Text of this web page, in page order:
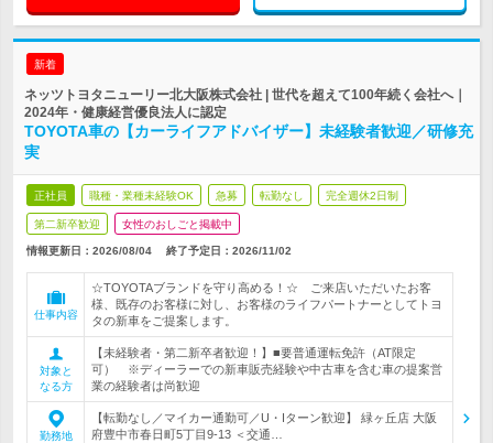
新着
ネッツトヨタニューリー北大阪株式会社 | 世代を超えて100年続く会社へ｜
2024年・健康経営優良法人に認定
TOYOTA車の【カーライフアドバイザー】未経験者歓迎／研修充
実
正社員 職種・業種未経験OK 急募 転勤なし 完全週休2日制
第二新卒歓迎 女性のおしごと掲載中
情報更新日：2026/08/04 終了予定日： 2026/11/02
仕事内容
☆TOYOTAブランドを守り高める！☆ ご来店いただいたお客
様、既存のお客様に対し、お客様のライフパートナーとしてトヨ
タの新車をご提案します。
対象と
なる方
【未経験者・第二新卒者歓迎！】■要普通運転免許（AT限定
可） ※ディーラーでの新車販売経験や中古車を含む車の提案営
業の経験者は尚歓迎
勤務地
【転勤なし／マイカー通勤可／U・Iターン歓迎】 緑ヶ丘店 大阪
府豊中市春日町5丁目9-13 ＜交通…